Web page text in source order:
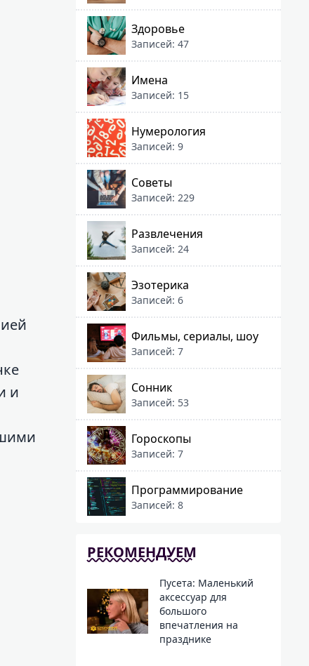
и
Здоровье
Записей: 47
Имена
Записей: 15
Нумерология
Записей: 9
Советы
Записей: 229
Развлечения
Записей: 24
Эзотерика
Записей: 6
Фильмы, сериалы, шоу
Записей: 7
Сонник
Записей: 53
Гороскопы
Записей: 7
Программирование
Записей: 8
РЕКОМЕНДУЕМ
Пусета: Маленький
аксессуар для
большого
впечатления на
празднике